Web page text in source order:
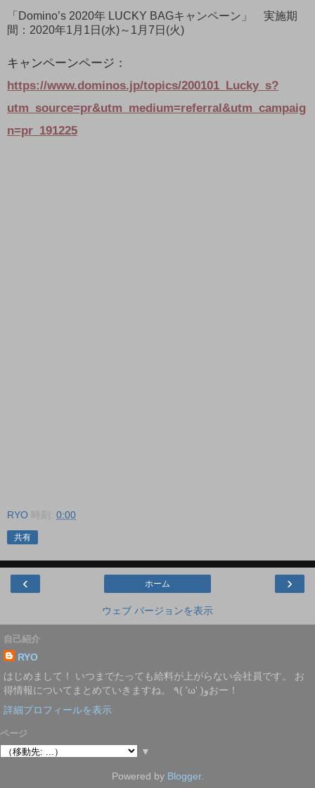
「Domino’s 2020年 LUCKY BAGキャンペーン」 実施期
間：2020年1月1日(水)～1月7日(火)
キャンペーンページ：
https://www.dominos.jp/topics/200101_Lucky_s?
utm_source=pr&utm_medium=referral&utm_campaig
n=pr_191225
RYO 時刻: 0:00
共有
‹ ›
ホーム
ウェブ バージョンを表示
自己紹介
RYO
はじめまして！ いつまでたっても給料が上がらない会社員です。 お
得情報についてまとめていきますね。 ٩( 'ω' )وおー！
詳細プロフィールを表示
ページ
▼
Powered by Blogger.